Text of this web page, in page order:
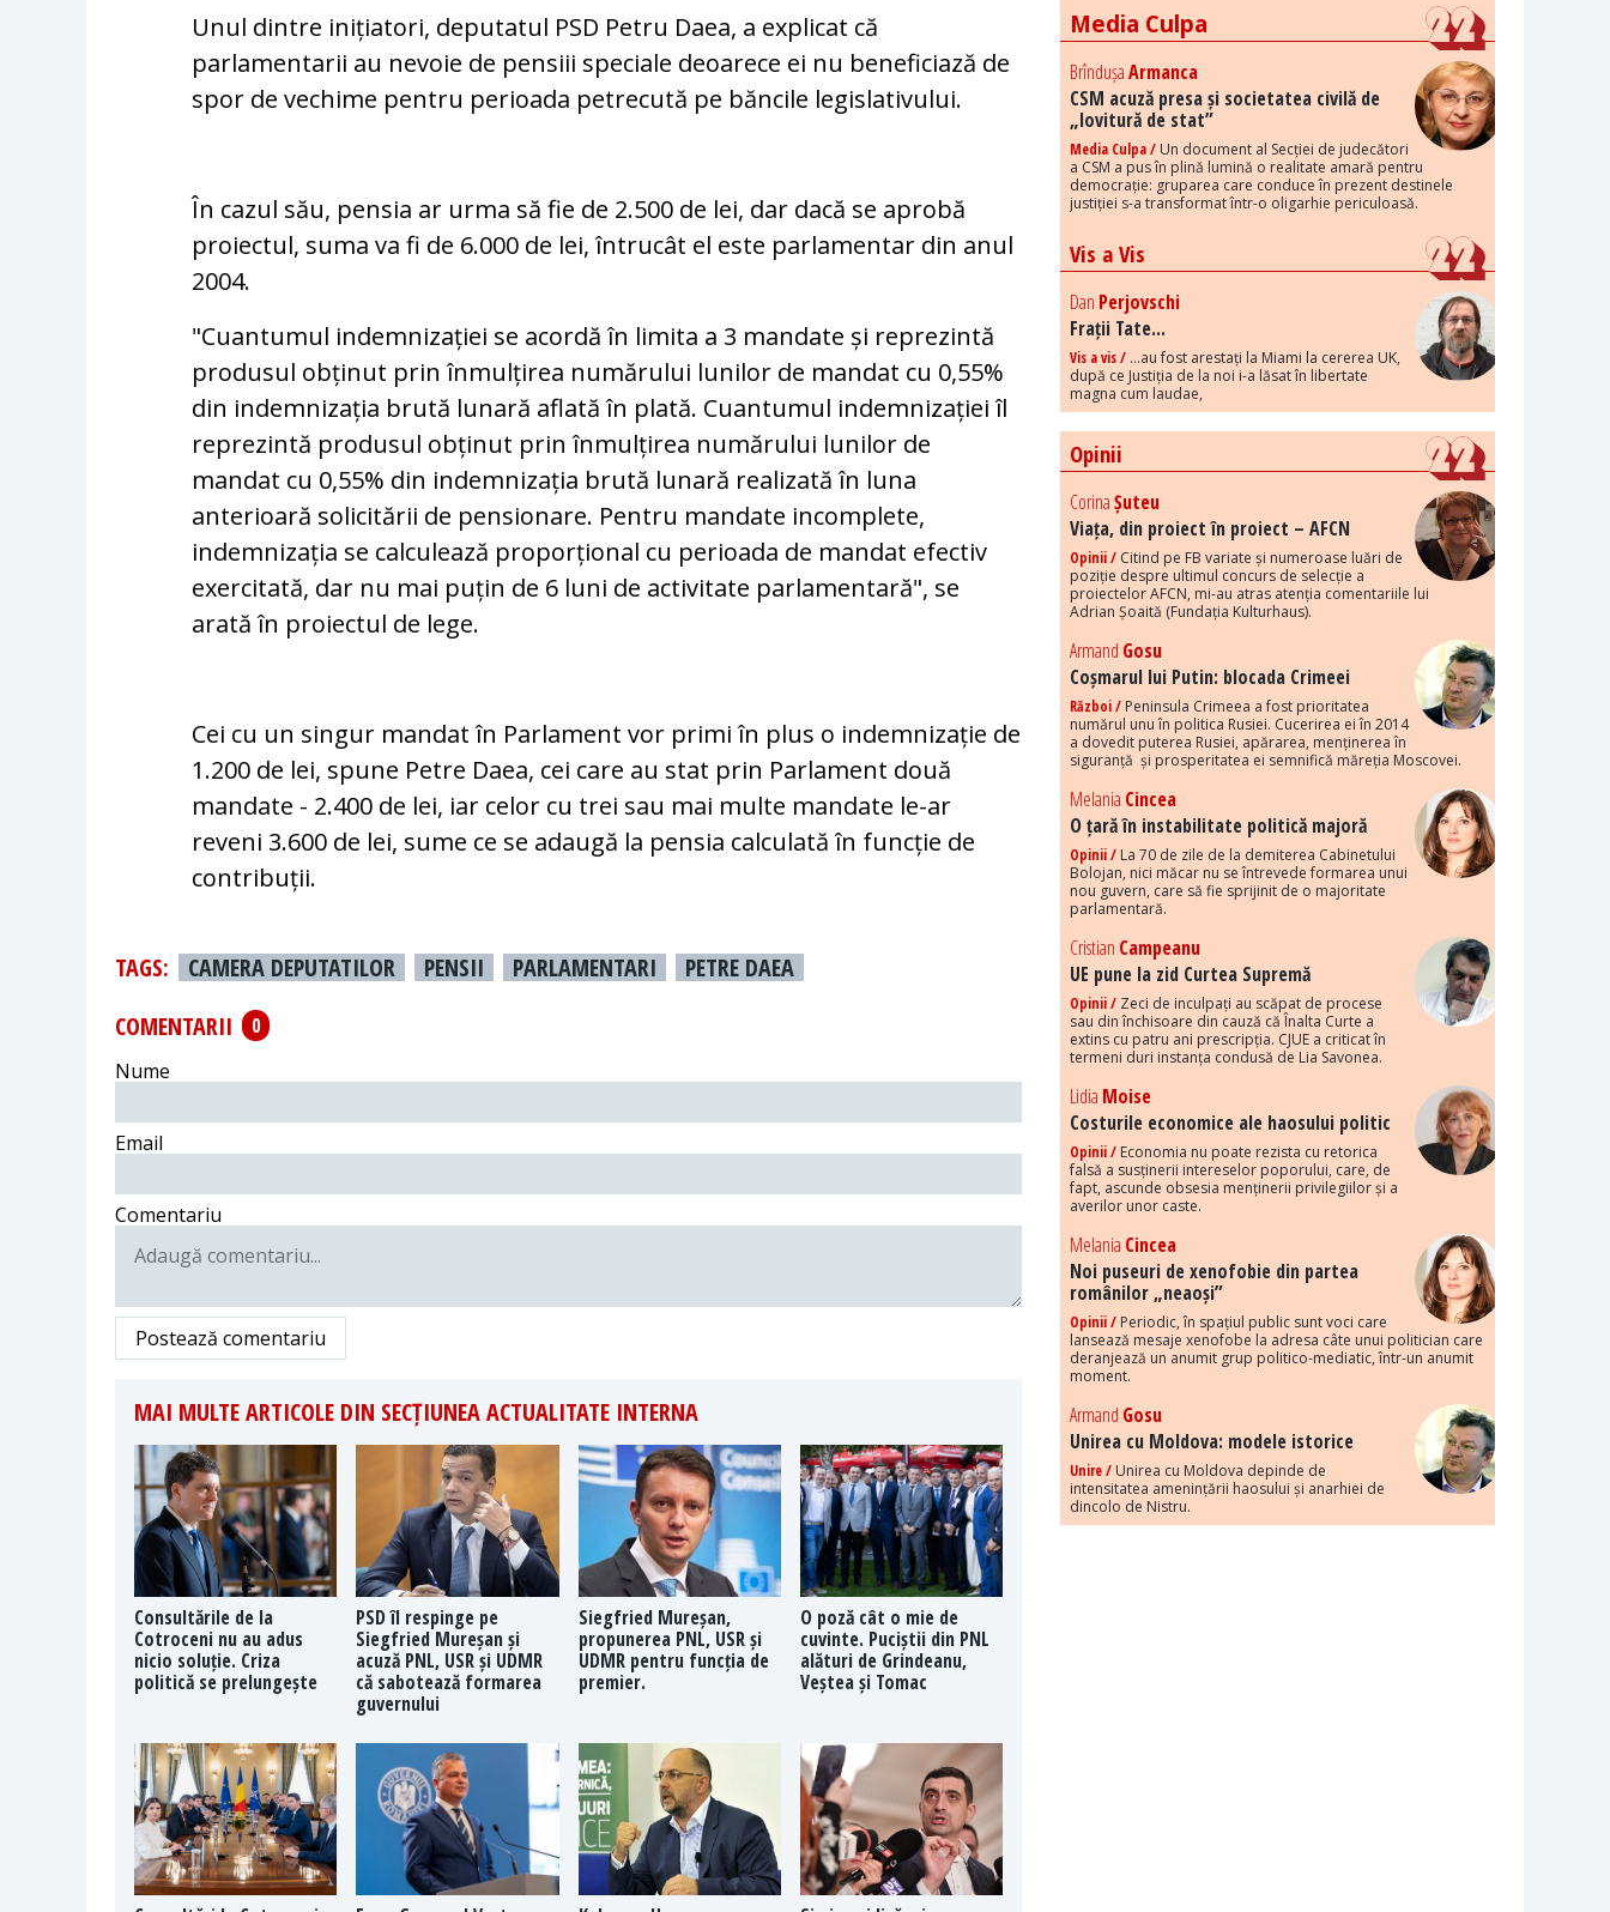
Unul dintre inițiatori, deputatul PSD Petru Daea, a explicat că
parlamentarii au nevoie de pensiii speciale deoarece ei nu beneficiază de
spor de vechime pentru perioada petrecută pe băncile legislativului.
În cazul său, pensia ar urma să fie de 2.500 de lei, dar dacă se aprobă
proiectul, suma va fi de 6.000 de lei, întrucât el este parlamentar din anul
2004.
"Cuantumul indemnizației se acordă în limita a 3 mandate și reprezintă
produsul obținut prin înmulțirea numărului lunilor de mandat cu 0,55%
din indemnizația brută lunară aflată în plată. Cuantumul indemnizației îl
reprezintă produsul obținut prin înmulțirea numărului lunilor de
mandat cu 0,55% din indemnizația brută lunară realizată în luna
anterioară solicitării de pensionare. Pentru mandate incomplete,
indemnizația se calculează proporțional cu perioada de mandat efectiv
exercitată, dar nu mai puțin de 6 luni de activitate parlamentară", se
arată în proiectul de lege.
Cei cu un singur mandat în Parlament vor primi în plus o indemnizație de
1.200 de lei, spune Petre Daea, cei care au stat prin Parlament două
mandate - 2.400 de lei, iar celor cu trei sau mai multe mandate le-ar
reveni 3.600 de lei, sume ce se adaugă la pensia calculată în funcție de
contribuții.
TAGS: CAMERA DEPUTATILOR PENSII PARLAMENTARI
PETRE DAEA
COMENTARII
0
Nume
Email
Comentariu
Postează comentariu
MAI MULTE ARTICOLE DIN SECȚIUNEA ACTUALITATE INTERNA
Consultările de la
Cotroceni nu au adus
nicio soluție. Criza
politică se prelungește
PSD îl respinge pe
Siegfried Mureșan și
acuză PNL, USR și UDMR
că sabotează formarea
guvernului
Siegfried Mureșan,
propunerea PNL, USR și
UDMR pentru funcția de
premier.
O poză cât o mie de
cuvinte. Puciștii din PNL
alături de Grindeanu,
Veștea și Tomac
Media Culpa
BrîndușaArmanca
CSM acuză presa și societatea civilă de
„lovitură de stat”
Media Culpa / Un document al Secției de judecători
a CSM a pus în plină lumină o realitate amară pentru
democrație: gruparea care conduce în prezent destinele
justiției s-a transformat într-o oligarhie periculoasă.
Vis a Vis
Dan Perjovschi
Frații Tate...
Vis a vis / ...au fost arestați la Miami la cererea UK,
după ce Justiția de la noi i-a lăsat în libertate
magna cum laudae,
Opinii
CorinaȘuteu
Viața, din proiect în proiect – AFCN
Opinii / Citind pe FB variate și numeroase luări de
poziție despre ultimul concurs de selecție a
proiectelor AFCN, mi-au atras atenția comentariile lui
Adrian Șoaită (Fundația Kulturhaus).
Armand Gosu
Coșmarul lui Putin: blocada Crimeei
Război / Peninsula Crimeea a fost prioritatea
numărul unu în politica Rusiei. Cucerirea ei în 2014
a dovedit puterea Rusiei, apărarea, menținerea în
siguranță și prosperitatea ei semnifică măreția Moscovei.
Melania Cincea
O țară în instabilitate politică majoră
Opinii / La 70 de zile de la demiterea Cabinetului
Bolojan, nici măcar nu se întrevede formarea unui
nou guvern, care să fie sprijinit de o majoritate
parlamentară.
Cristian Campeanu
UE pune la zid Curtea Supremă
Opinii / Zeci de inculpați au scăpat de procese
sau din închisoare din cauză că Înalta Curte a
extins cu patru ani prescripția. CJUE a criticat în
termeni duri instanța condusă de Lia Savonea.
Lidia Moise
Costurile economice ale haosului politic
Opinii / Economia nu poate rezista cu retorica
falsă a susținerii intereselor poporului, care, de
fapt, ascunde obsesia menținerii privilegiilor și a
averilor unor caste.
Melania Cincea
Noi puseuri de xenofobie din partea
românilor „neaoși”
Opinii / Periodic, în spațiul public sunt voci care
lansează mesaje xenofobe la adresa câte unui politician care
deranjează un anumit grup politico-mediatic, într-un anumit
moment.
Armand Gosu
Unirea cu Moldova: modele istorice
Unire / Unirea cu Moldova depinde de
intensitatea amenințării haosului și anarhiei de
dincolo de Nistru.